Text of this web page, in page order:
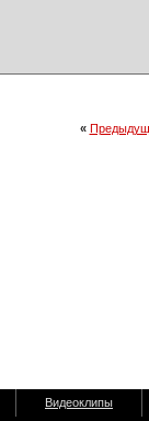
«
Видеоклипы